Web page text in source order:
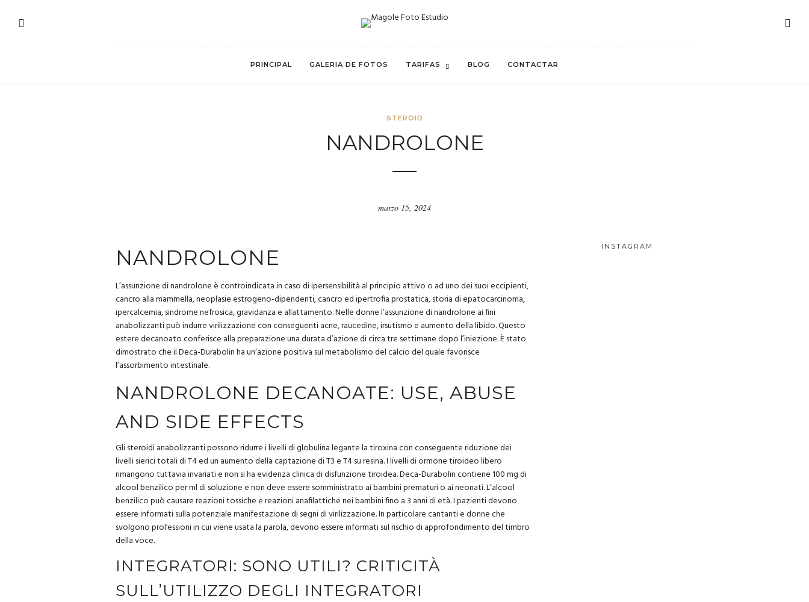
PRINCIPAL GALERIA DE FOTOS TARIFAS BLOG CONTACTAR
STEROID
NANDROLONE
marzo 15, 2024
NANDROLONE
L’assunzione di nandrolone è controindicata in caso di ipersensibilità al principio attivo o ad uno dei suoi eccipienti,
cancro alla mammella, neoplasie estrogeno-dipendenti, cancro ed ipertrofia prostatica, storia di epatocarcinoma,
ipercalcemia, sindrome nefrosica, gravidanza e allattamento. Nelle donne l’assunzione di nandrolone ai fini
anabolizzanti può indurre virilizzazione con conseguenti acne, raucedine, irsutismo e aumento della libido. Questo
estere decanoato conferisce alla preparazione una durata d’azione di circa tre settimane dopo l’iniezione. È stato
dimostrato che il Deca-Durabolin ha un’azione positiva sul metabolismo del calcio del quale favorisce
l’assorbimento intestinale.
NANDROLONE DECANOATE: USE, ABUSE
AND SIDE EFFECTS
Gli steroidi anabolizzanti possono ridurre i livelli di globulina legante la tiroxina con conseguente riduzione dei
livelli sierici totali di T4 ed un aumento della captazione di T3 e T4 su resina. I livelli di ormone tiroideo libero
rimangono tuttavia invariati e non si ha evidenza clinica di disfunzione tiroidea. Deca-Durabolin contiene 100 mg di
alcool benzilico per ml di soluzione e non deve essere somministrato ai bambini prematuri o ai neonati. L’alcool
benzilico può causare reazioni tossiche e reazioni anafilattiche nei bambini fino a 3 anni di età. I pazienti devono
essere informati sulla potenziale manifestazione di segni di virilizzazione. In particolare cantanti e donne che
svolgono professioni in cui viene usata la parola, devono essere informati sul rischio di approfondimento del timbro
della voce.
INTEGRATORI: SONO UTILI? CRITICITÀ
SULL’UTILIZZO DEGLI INTEGRATORI
INSTAGRAM